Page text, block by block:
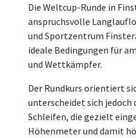
Die Weltcup-Runde in
anspruchsvolle
und Sportzentrum
ideale Bedingungen für
und Wettkämpfer.
Der Rundkurs orientiert
unterscheidet sich jedoch
Schleifen, die gezielt
Höhenmeter und damit